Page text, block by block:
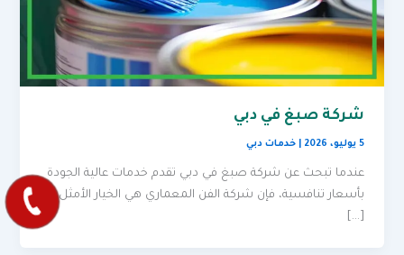
شركة صبغ في دبي
5 يوليو، 2026 |خدمات دبي
عندما تبحث عن شركة صبغ في دبي تقدم خدمات عالية الجودة
بأسعار تنافسية، فإن شركة الفن المعماري هي الخيار الأمثل
[…]